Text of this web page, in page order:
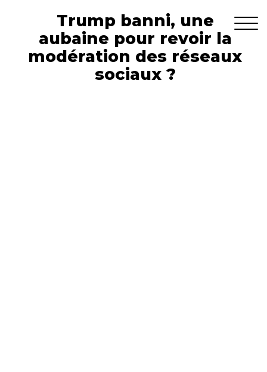
Trump banni, une
aubaine pour revoir la
modération des réseaux
sociaux ?